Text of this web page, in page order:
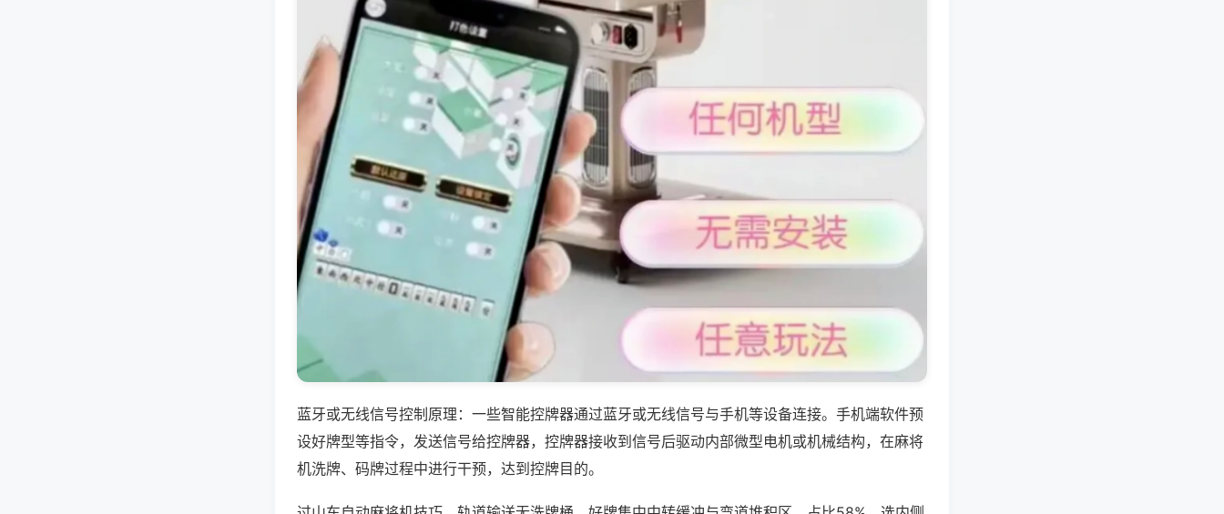
蓝牙或无线信号控制原理：一些智能控牌器通过蓝牙或无线信号与手机等设备连接。手机端软件预
设好牌型等指令，发送信号给控牌器，控牌器接收到信号后驱动内部微型电机或机械结构，在麻将
机洗牌、码牌过程中进行干预，达到控牌目的。